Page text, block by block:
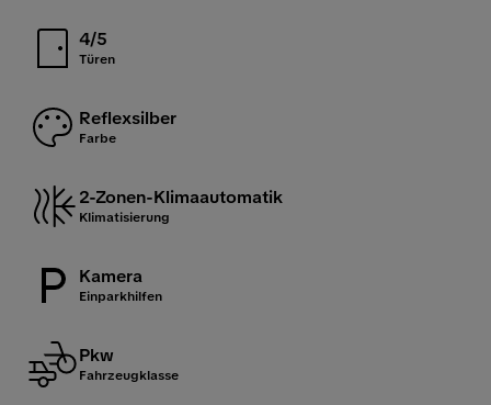
4/5
Türen
Reflexsilber
Farbe
2-Zonen-Klimaautomatik
Klimatisierung
Kamera
Einparkhilfen
Pkw
Fahrzeugklasse